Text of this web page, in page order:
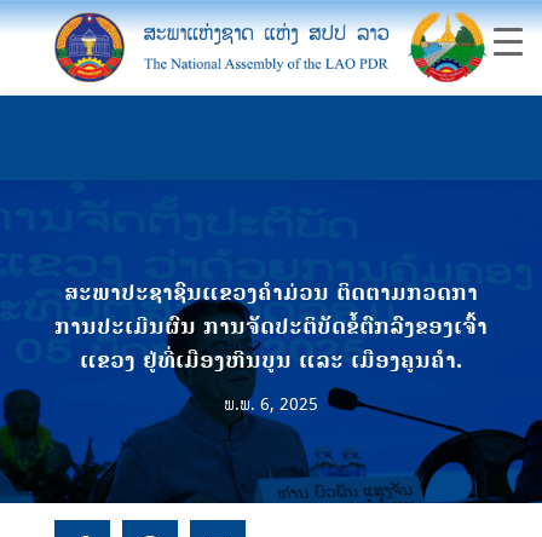
ສະພາປະຊາຊົນແຂວງຄຳມ່ວນ ຕິດຕາມກວດກາ
ການປະເມີນຜົນ ການຈັດປະຕິບັດຂໍ້ຕົກລົງຂອງເຈົ້າ
ແຂວງ ຢູ່ທີ່ເມືອງຫີນບູນ ແລະ ເມືອງຄູນຄຳ.
ພ.ພ. 6, 2025